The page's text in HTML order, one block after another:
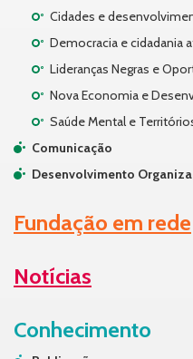
Cidades e
Democracia e cidadania
Lideranças Negras e
Nova Economia e
Saúde Mental e
Comunicação
Desenvolvimento
Fundação em rede
Notícias
Conhecimento